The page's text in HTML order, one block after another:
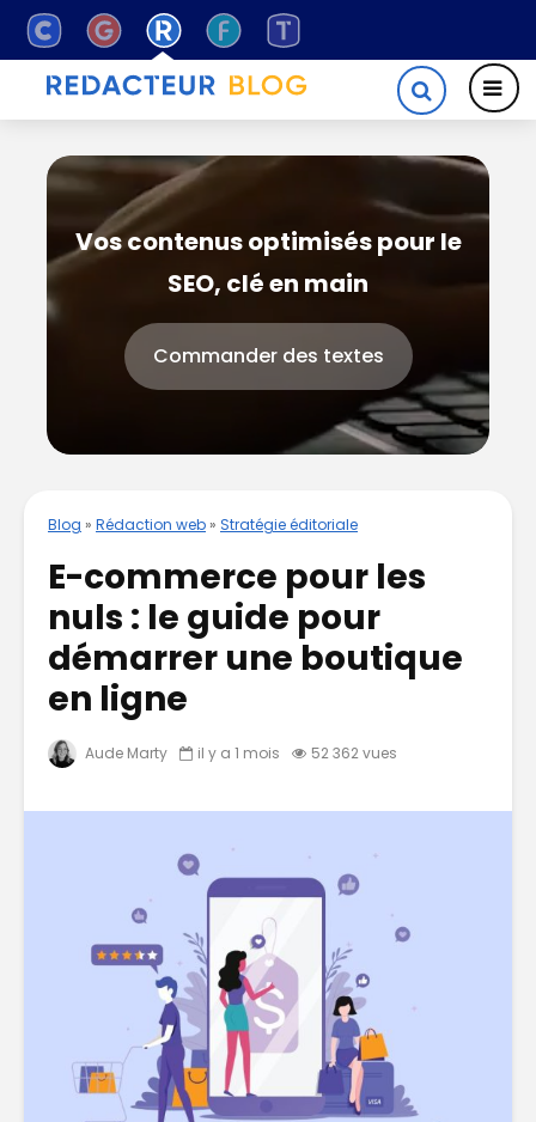
Vos contenus optimisés pour le
SEO, clé en main
Commander des textes
Blog » Rédaction web » Stratégie éditoriale
E-commerce pour les
nuls : le guide pour
démarrer une boutique
en ligne
Aude Marty il y a 1 mois 52 362 vues